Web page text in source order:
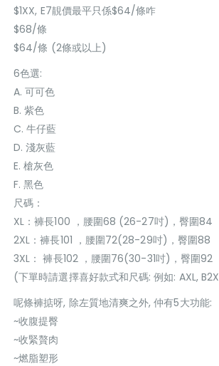
$1XX, E7靚價最平只係$64/條咋
$68/條
$64/條 (2條或以上)
6色選:
A. 可可色
B. 紫色
C. 牛仔藍
D. 淺灰藍
E. 槍灰色
F. 黑色
尺碼：
XL：褲長100 ，腰圍68 (26-27吋)，臀圍84
2XL：褲長101 ，腰圍72(28-29吋)，臀圍88
3XL： 褲長102 ，腰圍76(30-31吋)，臀圍92
(下單時請選擇喜好款式和尺碼: 例如: AXL,
呢條褲掂呀, 除左質地清爽之外, 仲有5大功能:
~收腹提臀
~收緊贅肉
~燃脂塑形